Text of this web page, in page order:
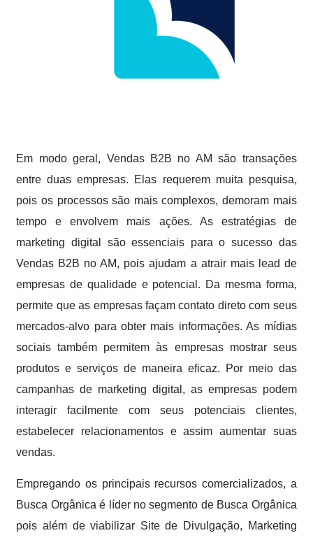
Em modo geral, Vendas B2B no AM são transações
entre duas empresas. Elas requerem muita pesquisa,
pois os processos são mais complexos, demoram mais
tempo e envolvem mais ações. As estratégias de
marketing digital são essenciais para o sucesso das
Vendas B2B no AM, pois ajudam a atrair mais lead de
empresas de qualidade e potencial. Da mesma forma,
permite que as empresas façam contato direto com seus
mercados-alvo para obter mais informações. As mídias
sociais também permitem às empresas mostrar seus
produtos e serviços de maneira eficaz. Por meio das
campanhas de marketing digital, as empresas podem
interagir facilmente com seus potenciais clientes,
estabelecer relacionamentos e assim aumentar suas
vendas.
Empregando os principais recursos comercializados, a
Busca Orgânica é líder no segmento de Busca Orgânica
pois além de viabilizar Site de Divulgação, Marketing